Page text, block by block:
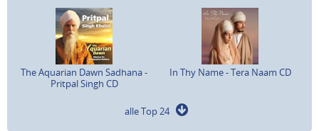
The Aquarian Dawn Sadhana -
Pritpal Singh CD
In Thy Name - Tera Naam CD
alle Top 24